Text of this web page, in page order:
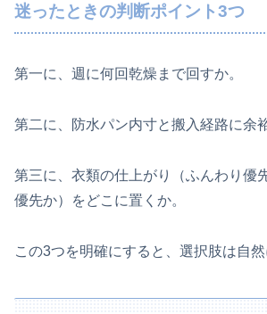
迷ったときの判断ポイント3つ
第一に、週に何回乾燥まで回すか。
第二に、防水パン内寸と搬入経路に余
第三に、衣類の仕上がり（ふんわり優
優先か）をどこに置くか。
この3つを明確にすると、選択肢は自然